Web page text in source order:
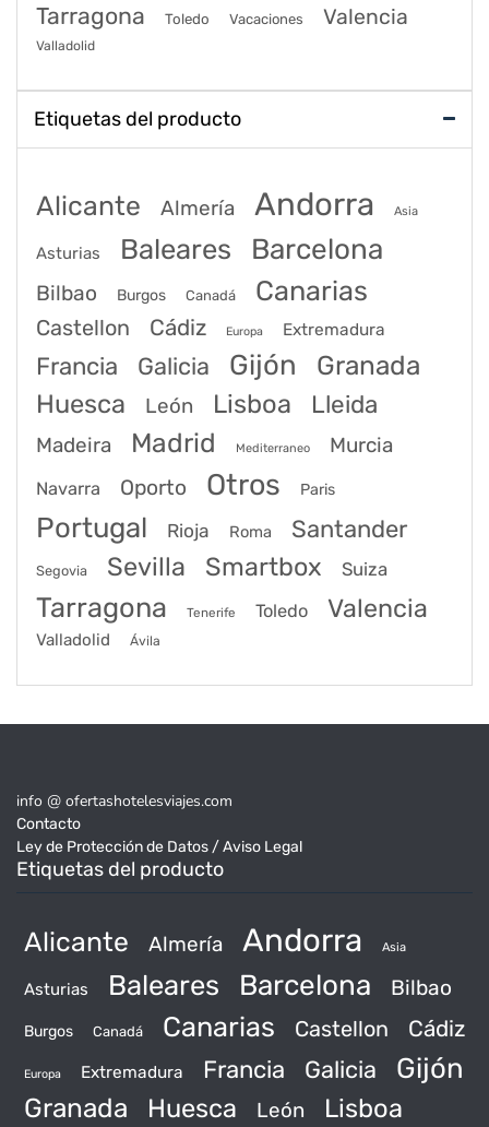
Tarragona Toledo Vacaciones Valencia
Valladolid
Etiquetas del producto
Alicante Almería Andorra Asia
Asturias Baleares Barcelona
Bilbao Burgos Canadá Canarias
Castellon Cádiz Europa Extremadura
Francia Galicia Gijón Granada
Huesca León Lisboa Lleida
Madeira Madrid Mediterraneo Murcia
Navarra Oporto Otros Paris
Portugal Rioja Roma Santander
Segovia Sevilla Smartbox Suiza
Tarragona Tenerife Toledo Valencia
Valladolid Ávila
info @ ofertashotelesviajes.com
Contacto
Ley de Protección de Datos / Aviso Legal
Etiquetas del producto
Alicante Almería Andorra Asia
Asturias Baleares Barcelona Bilbao
Burgos Canadá Canarias Castellon Cádiz
Europa Extremadura Francia Galicia Gijón
Granada Huesca León Lisboa